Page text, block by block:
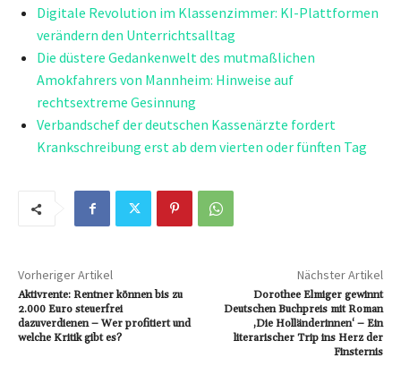
Digitale Revolution im Klassenzimmer: KI-Plattformen
verändern den Unterrichtsalltag
Die düstere Gedankenwelt des mutmaßlichen
Amokfahrers von Mannheim: Hinweise auf
rechtsextreme Gesinnung
Verbandschef der deutschen Kassenärzte fordert
Krankschreibung erst ab dem vierten oder fünften Tag
Vorheriger Artikel
Aktivrente: Rentner können bis zu
2.000 Euro steuerfrei
dazuverdienen – Wer profitiert und
welche Kritik gibt es?
Nächster Artikel
Dorothee Elmiger gewinnt
Deutschen Buchpreis mit Roman
‚Die Holländerinnen‘ – Ein
literarischer Trip ins Herz der
Finsternis